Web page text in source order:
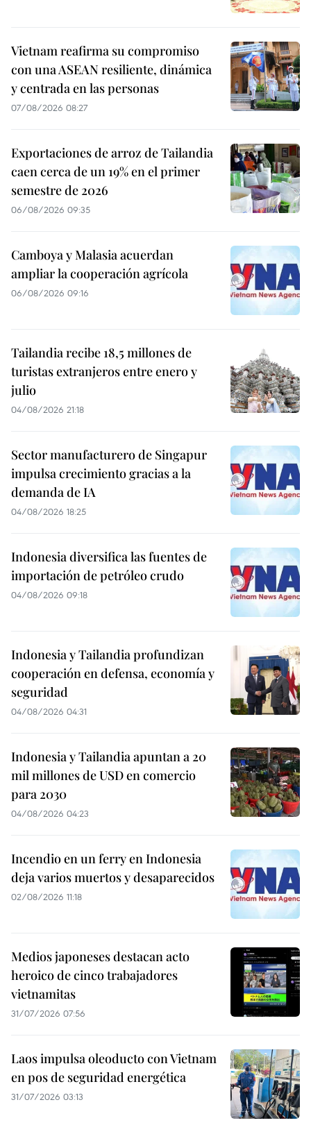
Vietnam reafirma su compromiso
con una ASEAN resiliente, dinámica
y centrada en las personas
07/08/2026 08:27
Exportaciones de arroz de Tailandia
caen cerca de un 19% en el primer
semestre de 2026
06/08/2026 09:35
Camboya y Malasia acuerdan
ampliar la cooperación agrícola
06/08/2026 09:16
Tailandia recibe 18,5 millones de
turistas extranjeros entre enero y
julio
04/08/2026 21:18
Sector manufacturero de Singapur
impulsa crecimiento gracias a la
demanda de IA
04/08/2026 18:25
Indonesia diversifica las fuentes de
importación de petróleo crudo
04/08/2026 09:18
Indonesia y Tailandia profundizan
cooperación en defensa, economía y
seguridad
04/08/2026 04:31
Indonesia y Tailandia apuntan a 20
mil millones de USD en comercio
para 2030
04/08/2026 04:23
Incendio en un ferry en Indonesia
deja varios muertos y desaparecidos
02/08/2026 11:18
Medios japoneses destacan acto
heroico de cinco trabajadores
vietnamitas
31/07/2026 07:56
Laos impulsa oleoducto con Vietnam
en pos de seguridad energética
31/07/2026 03:13